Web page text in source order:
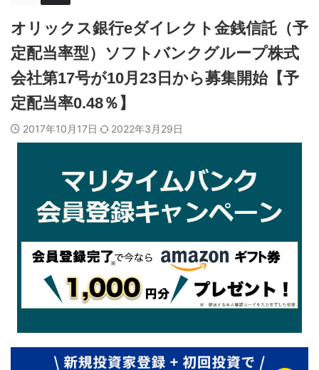
オリックス銀行eダイレクト金銭信託（予
定配当率型）ソフトバンクグループ株式
会社第17号が10月23日から募集開始【予
定配当率0.48％】
2017年10月17日 2022年3月29日